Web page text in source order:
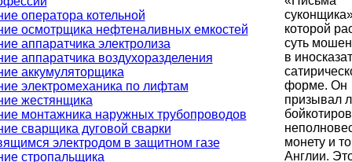
оператора котельной
осмотрщика нефтеналивных емкостей
аппаратчика электролиза
аппаратчика воздухоразделения
аккумуляторщика
электромеханика по лифтам
жестянщика
монтажника наружных трубопроводов
сварщика дуговой сварки
электродом в защитном газе
стропальщика
которой
суть
в
форме. Он
призывал
монету и
Англии.